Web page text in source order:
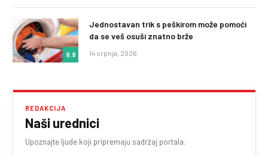
9.9
Jednostavan trik s peškirom može pomoći
da se veš osuši znatno brže
14 srpnja, 2026
REDAKCIJA
Naši urednici
Upoznajte ljude koji pripremaju sadržaj portala.